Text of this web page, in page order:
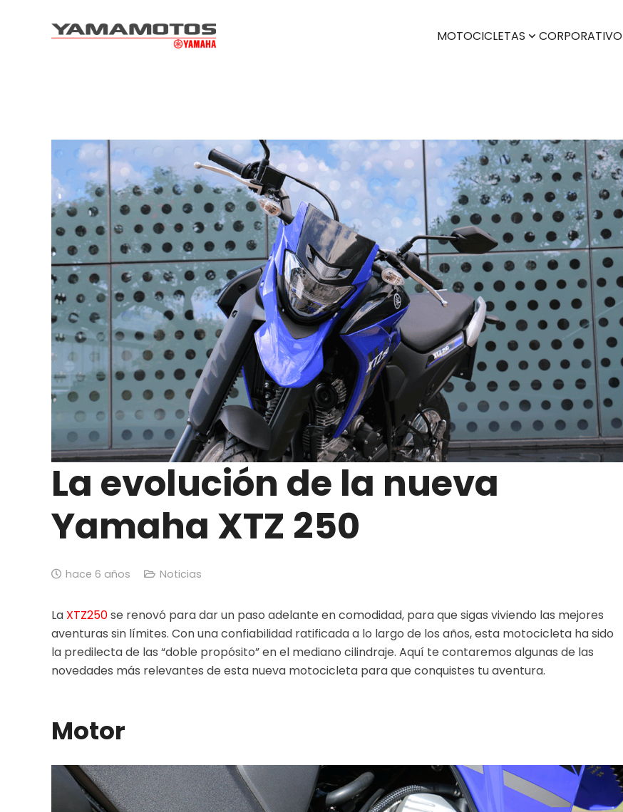
MOTOCICLETAS CORPORATIVO
La evolución de la nueva
Yamaha XTZ 250
hace 6 años Noticias
La XTZ250se renovó para dar un paso adelante en comodidad, para que sigas viviendo las mejores
aventuras sin límites. Con una confiabilidad ratificada a lo largo de los años, esta motocicleta ha sido
la predilecta de las “doble propósito” en el mediano cilindraje. Aquí te contaremos algunas de las
novedades más relevantes de esta nueva motocicleta para que conquistes tu aventura.
Motor